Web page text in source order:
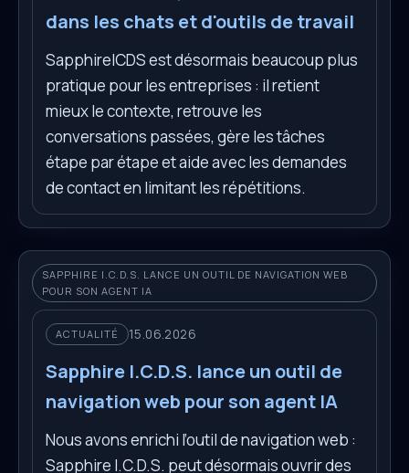
dans les chats et d'outils de travail
SapphireICDS est désormais beaucoup plus
pratique pour les entreprises : il retient
mieux le contexte, retrouve les
conversations passées, gère les tâches
étape par étape et aide avec les demandes
de contact en limitant les répétitions.
SAPPHIRE I.C.D.S. LANCE UN OUTIL DE NAVIGATION WEB
POUR SON AGENT IA
ACTUALITÉ 15.06.2026
Sapphire I.C.D.S. lance un outil de
navigation web pour son agent IA
Nous avons enrichi l’outil de navigation web :
Sapphire I.C.D.S. peut désormais ouvrir des